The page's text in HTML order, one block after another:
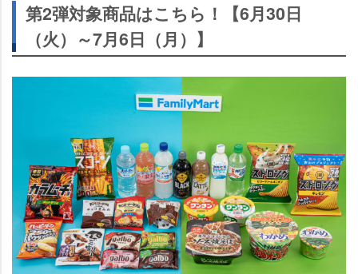
第2弾対象商品はこちら！【6月30日
（火）～7月6日（月）】